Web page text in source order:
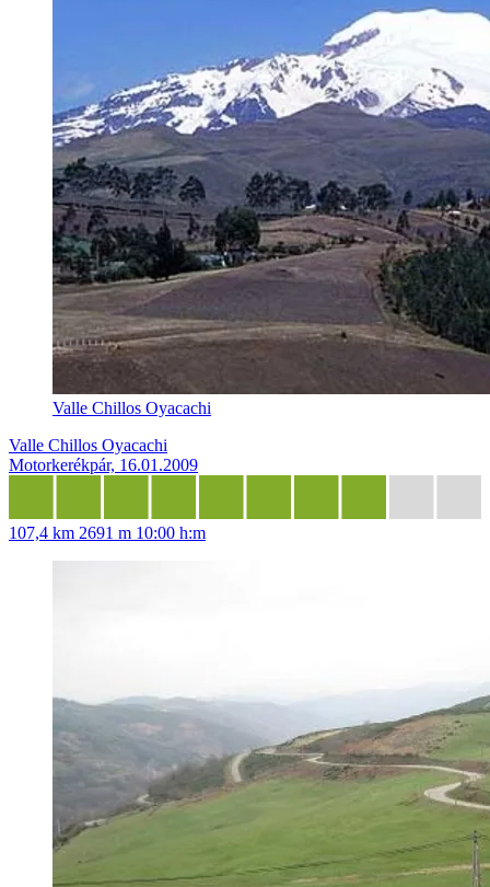
Valle Chillos Oyacachi
Valle Chillos Oyacachi
Motorkerékpár, 16.01.2009
107,4 km 2691 m 10:00 h:m